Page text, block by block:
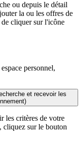
ou depuis le détail
la ou les offres de
cliquer sur l'icône
personnel,
et recevoir les
les critères de votre
cliquez sur le bouton